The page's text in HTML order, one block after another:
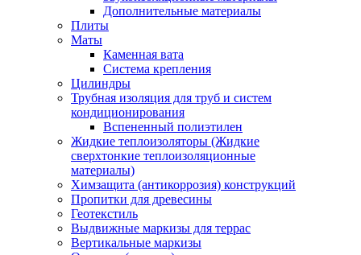
Дополнительные материалы
Плиты
Маты
Каменная вата
Система крепления
Цилиндры
Трубная изоляция для труб и систем
кондиционирования
Вспененный полиэтилен
Жидкие теплоизоляторы (Жидкие
сверхтонкие теплоизоляционные
материалы)
Химзащита (антикоррозия) конструкций
Пропитки для древесины
Геотекстиль
Выдвижные маркизы для террас
Вертикальные маркизы